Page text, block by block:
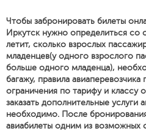
Чтобы забронировать билеты
Иркутск нужно определиться со
летит, сколько взрослых
младенцев(у одного взрослого
больше одного младенца),
багажу, правила
ограничения по тарифу и классу
заказать дополнительные услуги
необходимо. После
авиабилеты одним из возможных